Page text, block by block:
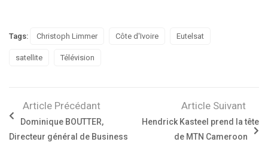
Tags: Christoph Limmer Côte d'Ivoire Eutelsat
satellite Télévision
Article Précédant
Dominique BOUTTER,
Directeur général de Business
Article Suivant
Hendrick Kasteel prend la tête
de MTN Cameroon